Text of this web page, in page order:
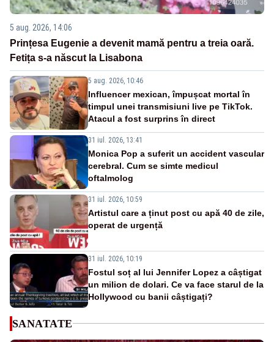
5 aug. 2026, 14:06
Prințesa Eugenie a devenit mamă pentru a treia oară.
Fetița s-a născut la Lisabona
5 aug. 2026, 10:46
Influencer mexican, împușcat mortal în
timpul unei transmisiuni live pe TikTok.
Atacul a fost surprins în direct
31 iul. 2026, 13:41
Monica Pop a suferit un accident vascular
cerebral. Cum se simte medicul
oftalmolog
31 iul. 2026, 10:59
Artistul care a ținut post cu apă 40 de zile,
operat de urgență
31 iul. 2026, 10:19
Fostul soț al lui Jennifer Lopez a câștigat
un milion de dolari. Ce va face starul de la
Hollywood cu banii câștigați?
SANATATE